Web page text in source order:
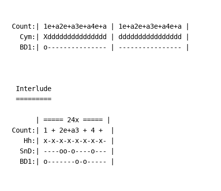
Count:| 1e+a2e+a3e+a4e+a | 1e+a2e+a3e+a4e+a |
   Cym:| Xddddddddddddddd | dddddddddddddddd |
   BD1:| o--------------- | ---------------- |
  Interlude
  =========
       | ===== 24x ===== |
Count:| 1 + 2e+a3 + 4 +  |
    Hh:| x-x-x-x-x-x-x-x- |
   SnD:| ----oo-o----o--- |
   BD1:| o-------o-o----- |